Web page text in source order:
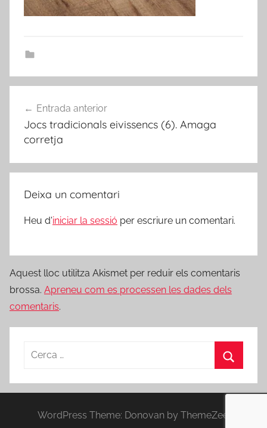
d'entrades
Entrada anterior
Jocs tradicionals eivissencs (6). Amaga
corretja
Deixa un comentari
Heu d'iniciar la sessió per escriure un comentari.
Aquest lloc utilitza Akismet per reduir els comentaris
brossa. Apreneu com es processen les dades dels
comentaris.
Cerca:
WordPress Theme: Donovan by ThemeZee.